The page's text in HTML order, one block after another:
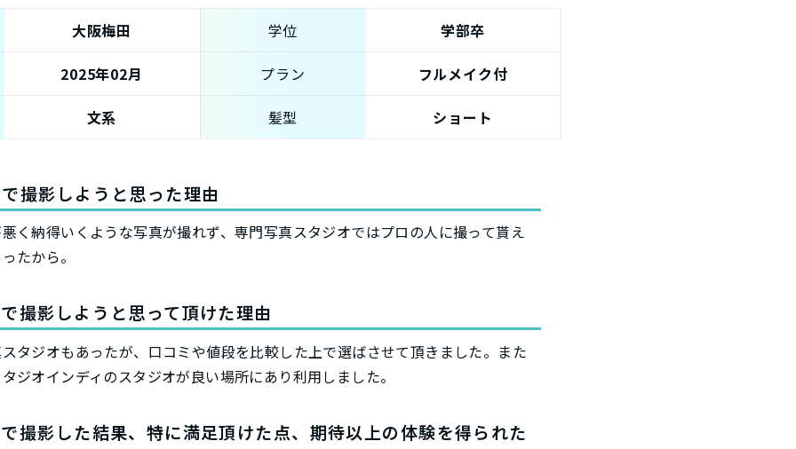
大阪梅田 学位 学部卒
2025年02月 プラン フルメイク付
文系 髪型 ショート
撮影しようと思った理由
く納得いくような写真が撮れず、専門写真スタジオではプロの人に撮って貰え
たから。
撮影しようと思って頂けた理由
タジオもあったが、口コミや値段を比較した上で選ばさせて頂きました。また
ジオインディのスタジオが良い場所にあり利用しました。
撮影した結果、特に満足頂けた点、期待以上の体験を得られた